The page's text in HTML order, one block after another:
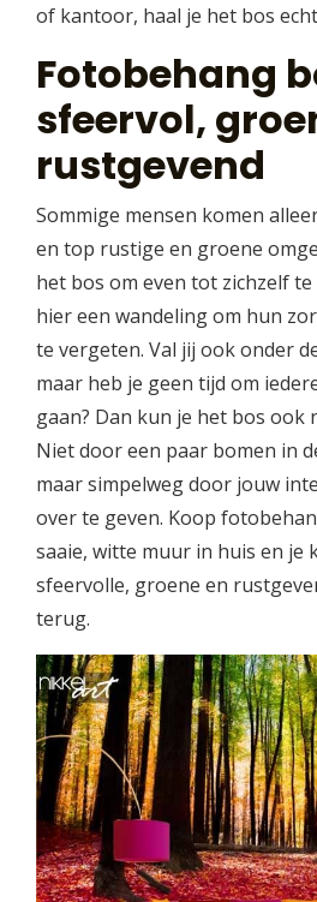
of kantoor, haal je het bos
Fotobehang
sfeervol,
rustgevend
Sommige mensen komen
en top rustige en groene
het bos om even tot zichzelf
hier een wandeling om hun
te vergeten. Val jij ook onder
maar heb je geen tijd om
gaan? Dan kun je het bos ook
Niet door een paar bomen in
maar simpelweg door jouw
over te geven. Koop
saaie, witte muur in huis en je
sfeervolle, groene en
terug.